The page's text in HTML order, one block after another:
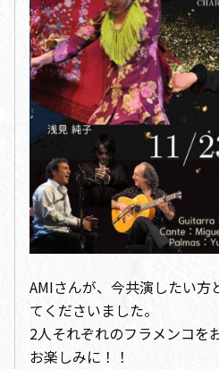
AMIさんが、今共演したい方
てくださいました。
2人それぞれのフラメンコを
お楽しみに！！